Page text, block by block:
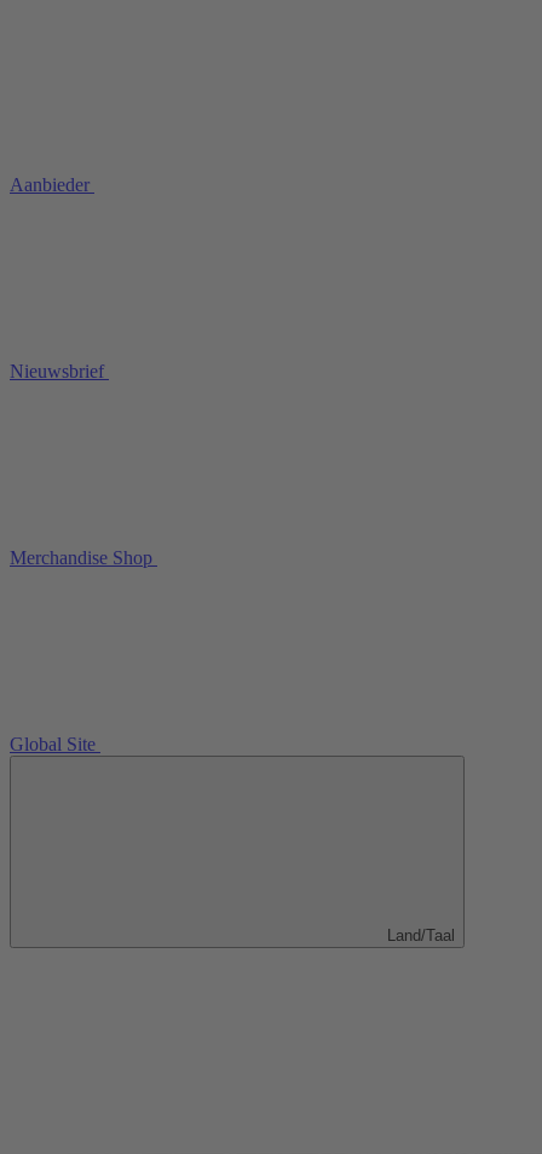
Aanbieder
Nieuwsbrief
Merchandise Shop
Global Site
Land/Taal